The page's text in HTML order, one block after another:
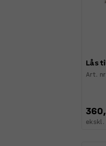
Lås
Art.
ekskl.